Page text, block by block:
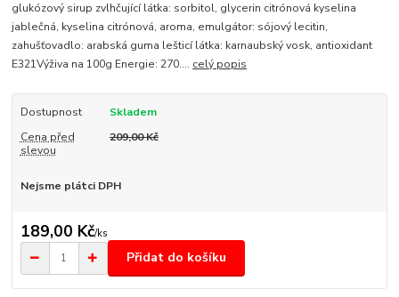
glukózový sirup zvlhčující látka: sorbitol, glycerin citrónová kyselina
jablečná, kyselina citrónová, aroma, emulgátor: sójový lecitin,
zahušťovadlo: arabská guma lešticí látka: karnaubský vosk, antioxidant
E321Výživa na 100g Energie: 270.... celý popis
Dostupnost
Skladem
Cena před
slevou
209,00 Kč
Nejsme plátci DPH
189,00 Kč/ks
Přidat do košíku